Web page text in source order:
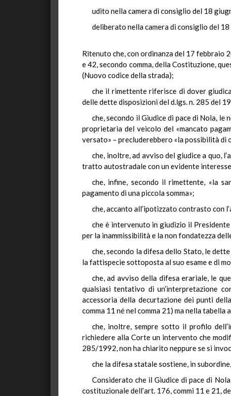
udito nella camera di consiglio del 18
deliberato nella camera di consiglio del
Ritenuto che, con ordinanza del 17 febbraio
e 42, secondo comma, della Costituzione,
(Nuovo codice della strada);
che il rimettente riferisce di dover
delle dette disposizioni del d.lgs. n. 285 del
che, secondo il Giudice di pace di Nola, le
proprietaria del veicolo del «mancato
versato» – precluderebbero «la possibilità di
che, inoltre, ad avviso del giudice a quo,
tratto autostradale con un evidente
che, infine, secondo il rimettente, «la
pagamento di una piccola somma»;
che, accanto all’ipotizzato contrasto con
che è intervenuto in giudizio il
per la inammissibilità e la non fondatezza
che, secondo la difesa dello Stato, le
la fattispecie sottoposta al suo esame e di
che, ad avviso della difesa erariale, le
qualsiasi tentativo di un’interpretazione
accessoria della decurtazione dei punti
comma 11 né nel comma 21) ma nella
che, inoltre, sempre sotto il profilo
richiedere alla Corte un intervento che
285/1992, non ha chiarito neppure se si
che la difesa statale sostiene, in
Considerato che il Giudice di pace di
costituzionale dell’art. 176, commi 11 e 21,